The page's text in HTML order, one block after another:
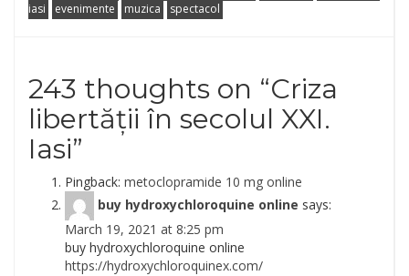
iasi
evenimente muzica spectacol
243 thoughts on “Criza
libertății în secolul XXI.
Iasi”
Pingback: metoclopramide 10 mg online
buy hydroxychloroquine online says:
March 19, 2021 at 8:25 pm
buy hydroxychloroquine online
https://hydroxychloroquinex.com/